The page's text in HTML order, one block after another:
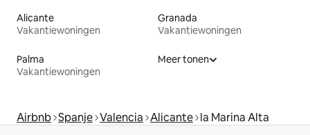
Alicante
Vakantiewoningen
Granada
Vakantiewoningen
Palma
Vakantiewoningen
Meer tonen
Airbnb Spanje Valencia Alicante la Marina Alta